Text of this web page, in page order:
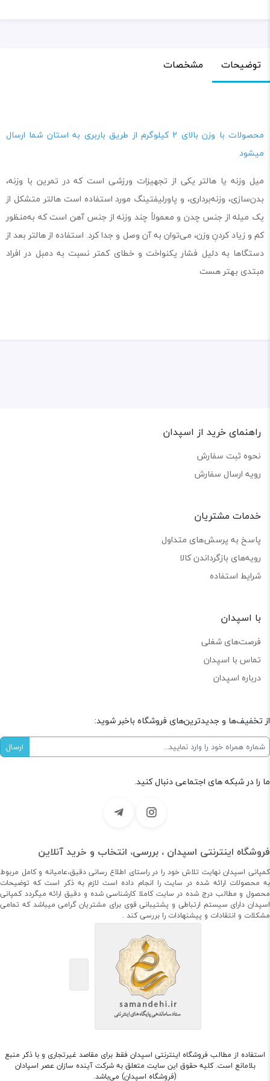
توضیحات مشخصات
محصولات با وزن بالای 2 کیلوگرم از طریق باربری به استان شما ارسال
میشود
میل وزنه یا هالتر یکی از تجهیزات ورزشی است که در تمرین با وزنه،
بدن‌سازی، وزنه‌برداری، و پاورلیفتینگ مورد استفاده است هالتر متشکل از
یک میله از جنس چدن و معمولاً چند وزنه از جنس آهن است که به‌منظور
کم و زیاد کردنِ وزن، می‌توان به آن وصل و جدا کرد. استفاده از هالتر بعد از
دستگاها به دلیل فشار یکنواخت و خطای کمتر نسبت به دمبل در افراد
مبتدی بهتر هست
راهنمای خرید از اسپدان
نحوه ثبت سفارش
رویه ارسال سفارش
خدمات مشتریان
پاسخ به پرسش‌های متداول
رویه‌های بازگرداندن کالا
شرایط استفاده
با اسپدان
فرصت‌های شغلی
تماس با اسپدان
درباره اسپدان
از تخفیف‌ها و جدیدترین‌های فروشگاه باخبر شوید:
ما را در شبکه های اجتماعی دنبال کنید.
فروشگاه اینترنتی اسپدان ، بررسی، انتخاب و خرید آنلاین
کمپانی اسپدان نهایت تلاش خود را در راستای اطلاع رسانی دقیق،عامیانه و کامل مربوط
به محصولات ارائه شده در سایت را انجام داده است لازم به ذکر است که توضیحات
محصول و مطالب درج شده در سایت کاملا کارشناسی شده و دقیق ارائه میگردد کمپانی
اسپدان دارای سیستم ارتباطی و پشتیبانی قوی برای مشتریان گرامی میباشد که تمامی
مشکلات و انتقادات و پیشنهادات را بررسی کند .
استفاده از مطالب فروشگاه اینترنتی اسپدان فقط برای مقاصد غیرتجاری و با ذکر منبع
بلامانع است. کلیه حقوق این سایت متعلق به شرکت آینده سازان عصر اسپادان
(فروشگاه اسپدان) می‌باشد.